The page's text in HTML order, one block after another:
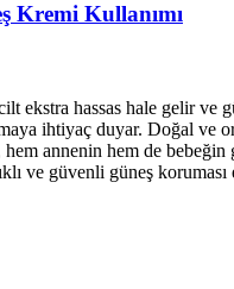
Kremi Kullanımı
ekstra hassas hale gelir ve
ihtiyaç duyar. Doğal ve
annenin hem de
ve güvenli güneş koruması